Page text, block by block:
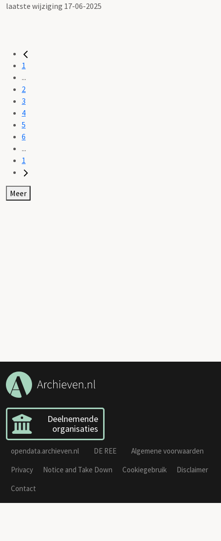
laatste wijziging 17-06-2025
1
...
2
3
4
5
6
...
1
Meer
Deelnemende
organisaties
opendata.archieven.nl DE REE
Algemene voorwaarden
Privacy
Notice and Take Down Cookiegebruik
Disclaimer
Contact